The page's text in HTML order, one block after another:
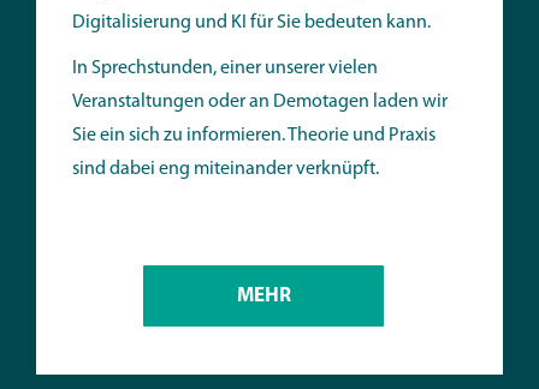
Digitalisierung und KI für Sie bedeuten kann.
In Sprechstunden, einer unserer vielen
Veranstaltungen oder an Demotagen laden wir
Sie ein sich zu informieren. Theorie und Praxis
sind dabei eng miteinander verknüpft.
MEHR